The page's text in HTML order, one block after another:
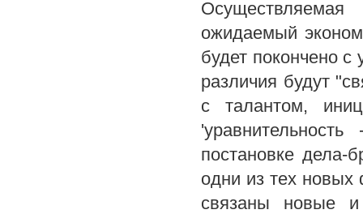
ожидаемый
будет покончено
различия будут
с талантом,
постановке дела-
одни из тех новых
связаны новые